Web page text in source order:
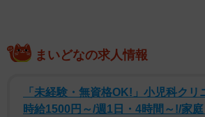
まいどなの求人情報
「未経験・無資格OK!」小児科クリ
時給1500円～/週1日・4時間～!/家